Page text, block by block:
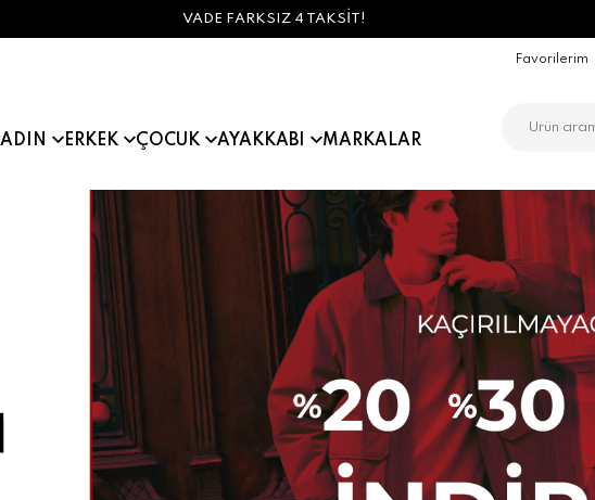
1900 TL ÜZERİ ÜCRETSİZ KARGO
Favorilerim
ERKEK ÇOCUK AYAKKABI MARKALAR